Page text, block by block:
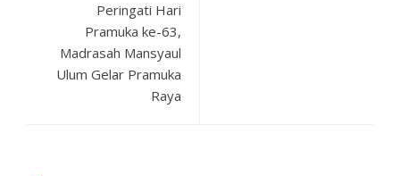
Peringati Hari
Pramuka ke-63,
Madrasah Mansyaul
Ulum Gelar Pramuka
Raya